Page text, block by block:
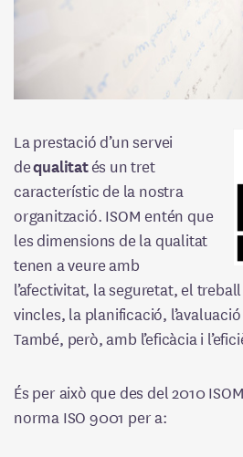
La prestació d’un servei
dequalitatés un tret
característic de la nostra
organització. ISOM entén que
les dimensions de la qualitat
tenen a veure amb
l’afectivitat, la seguretat, el
vincles, la planificació,
També, però, amb l’eficàcia i
És per això que des del 2010
norma ISO 9001 per a: